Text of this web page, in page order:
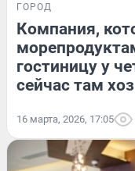
ГОРОД
Компания,
гостиницу у
сейчас там
16 марта, 2026, 17:05